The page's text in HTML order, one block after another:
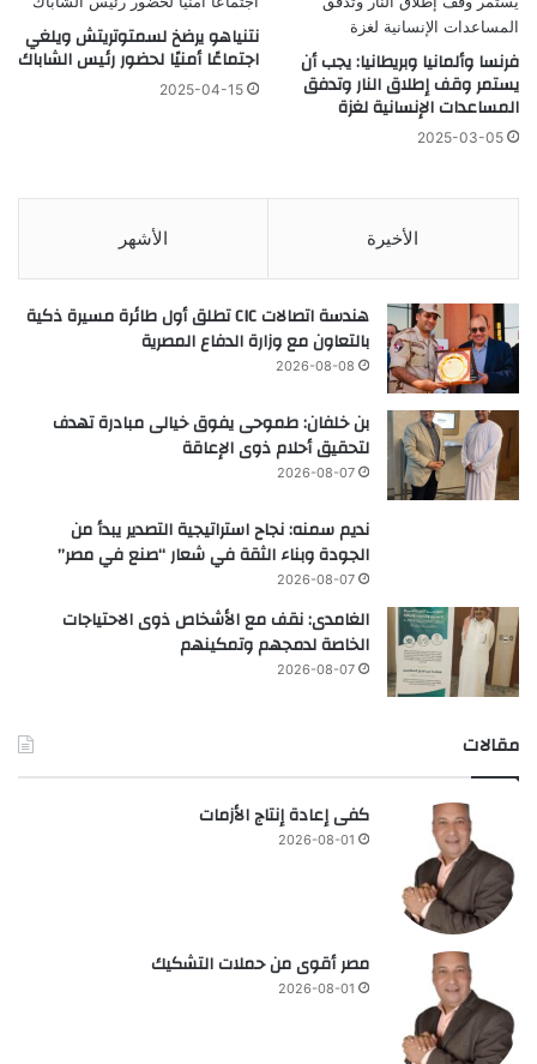
فرنسا وألمانيا وبريطانيا: يجب أن
يستمر وقف إطلاق النار وتدفق
المساعدات الإنسانية لغزة
2025-03-05
نتنياهو يرضخ لسمتوتريتش ويلغي
اجتماعًا أمنيًا لحضور رئيس الشاباك
2025-04-15
الأخيرة الأشهر
هندسة اتصالات CIC تطلق أول طائرة مسيرة ذكية
بالتعاون مع وزارة الدفاع المصرية
2026-08-08
بن خلفان: طموحى يفوق خيالى مبادرة تهدف
لتحقيق أحلام ذوى الإعاقة
2026-08-07
نديم سمنه: نجاح استراتيجية التصدير يبدأ من
الجودة وبناء الثقة في شعار “صنع في مصر”
2026-08-07
الغامدى: نقف مع الأشخاص ذوى الاحتياجات
الخاصة لدمجهم وتمكينهم
2026-08-07
مقالات
كفى إعادة إنتاج الأزمات
2026-08-01
مصر أقوى من حملات التشكيك
2026-08-01